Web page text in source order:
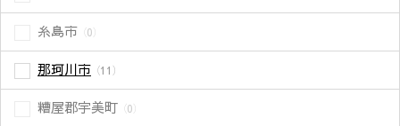
糸島市 （0）
那珂川市 （11）
糟屋郡宇美町 （0）